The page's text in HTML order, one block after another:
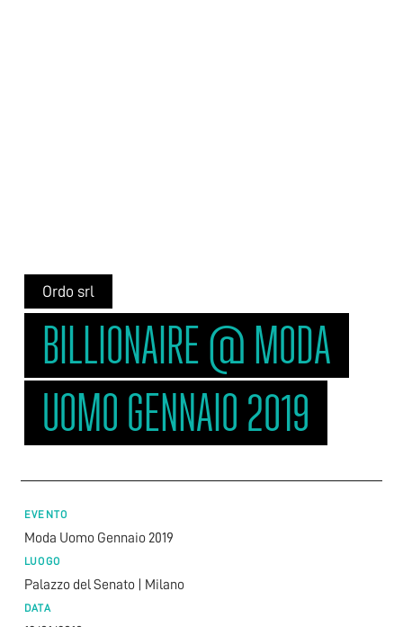
Ordo srl
BILLIONAIRE @ MODA
UOMO GENNAIO 2019
EVENTO
Moda Uomo Gennaio 2019
LUOGO
Palazzo del Senato | Milano
DATA